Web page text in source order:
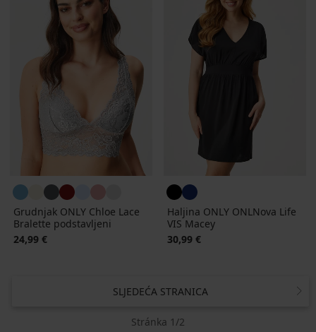
Grudnjak ONLY Chloe Lace
Bralette podstavljeni
24,99 €
Haljina ONLY ONLNova Life
VIS Macey
30,99 €
SLJEDEĆA STRANICA
Stránka 1/2